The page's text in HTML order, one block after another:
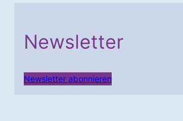
Newsletter
Newsletter abonnieren